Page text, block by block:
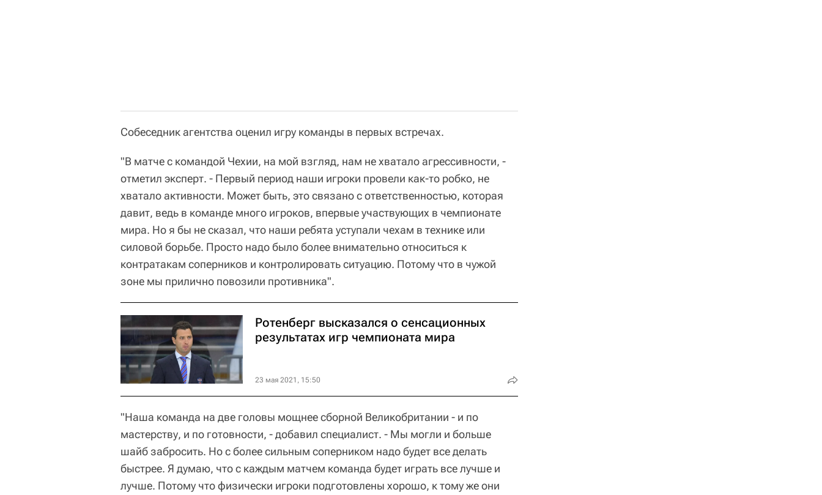
Собеседник агентства оценил игру команды в первых встречах.
"В матче с командой Чехии, на мой взгляд, нам не хватало агрессивности, -
отметил эксперт. - Первый период наши игроки провели как-то робко, не
хватало активности. Может быть, это связано с ответственностью, которая
давит, ведь в команде много игроков, впервые участвующих в чемпионате
мира. Но я бы не сказал, что наши ребята уступали чехам в технике или
силовой борьбе. Просто надо было более внимательно относиться к
контратакам соперников и контролировать ситуацию. Потому что в чужой
зоне мы прилично повозили противника".
Ротенберг высказался о сенсационных
результатах игр чемпионата мира
23 мая 2021, 15:50
"Наша команда на две головы мощнее сборной Великобритании - и по
мастерству, и по готовности, - добавил специалист. - Мы могли и больше
шайб забросить. Но с более сильным соперником надо будет все делать
быстрее. Я думаю, что с каждым матчем команда будет играть все лучше и
лучше. Потому что физически игроки подготовлены хорошо, к тому же они